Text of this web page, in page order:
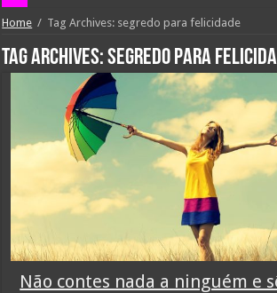
Home / Tag Archives: segredo para felicidade
Tag Archives:segredo para
Não contes nada a ninguém e